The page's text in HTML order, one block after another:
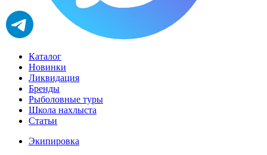
Каталог
Новинки
Ликвидация
Бренды
Рыболовные туры
Школа нахлыста
Статьи
Экипировка